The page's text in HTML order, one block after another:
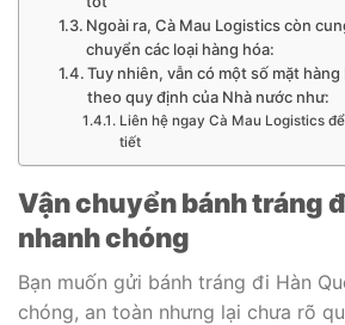
Ngoài ra, Cà Mau Logistics còn
chuyển các loại hàng hóa:
Tuy nhiên, vẫn có một số mặt hàng
theo quy định của Nhà nước như:
Liên hệ ngay Cà Mau Logistics
tiết
Vận chuyển bánh tráng
nhanh chóng
Bạn muốn gửi bánh tráng đi Hàn
chóng, an toàn nhưng lại chưa rõ